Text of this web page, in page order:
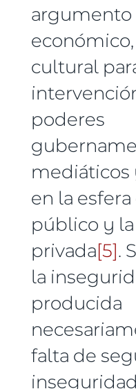
argumento
cultural
poderes
mediáticos
en la
público y
privada[5].
la
producida
falta de